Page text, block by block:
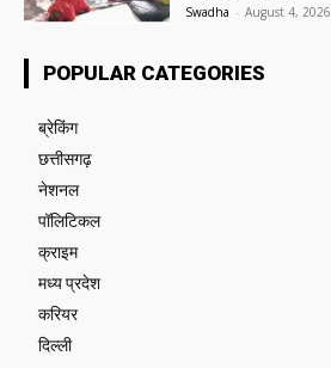
Swadha - August 4, 2026
POPULAR CATEGORIES
ब्रेकिंग
छत्तीसगढ़
नेशनल
पॉलिटिकल
क्राइम
मध्य प्रदेश
करियर
दिल्ली